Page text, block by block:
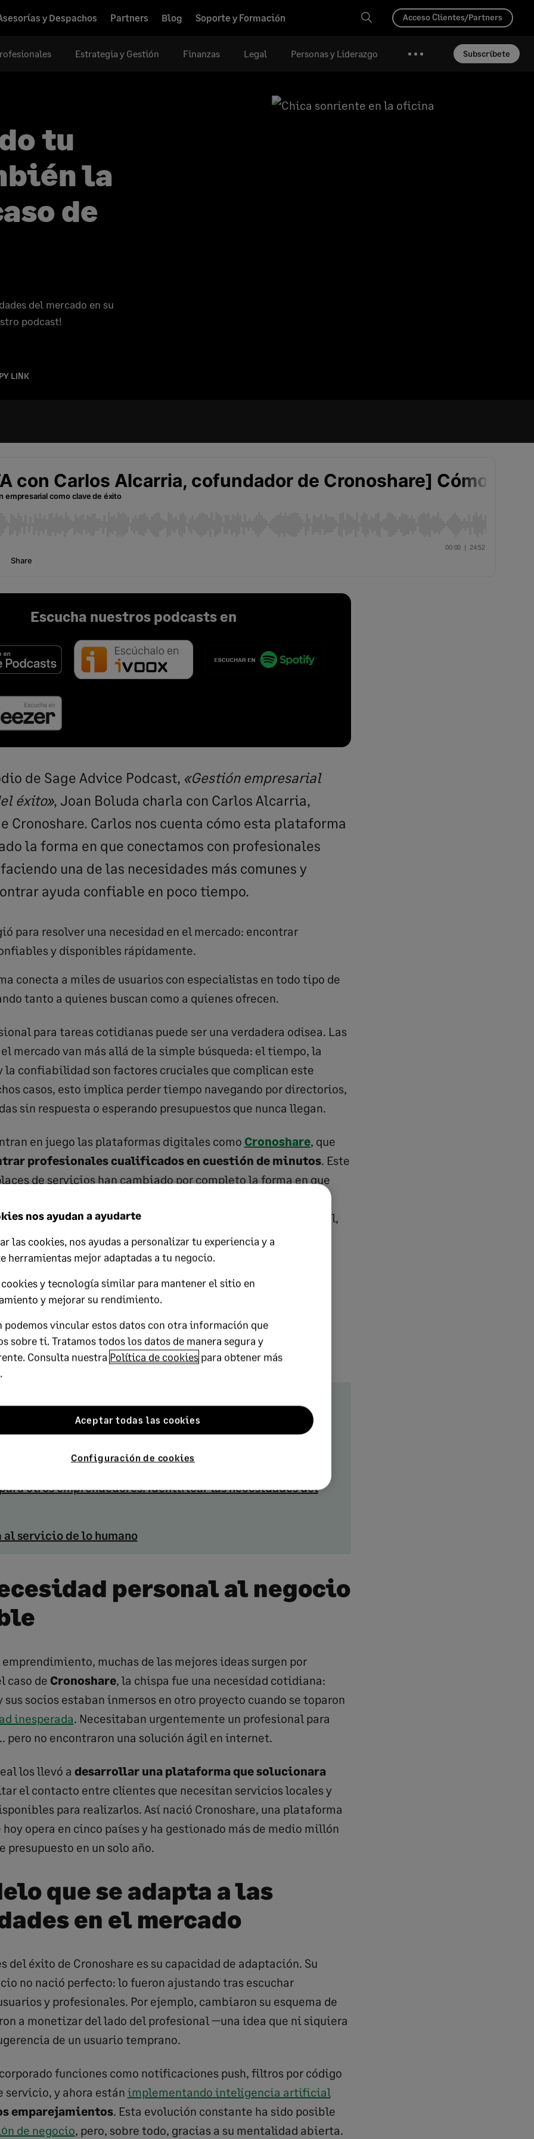
y Despachos Partners Blog Soporte y Formación Acceso Clientes/Partners
Estrategia y Gestión Finanzas Legal Personas y Liderazgo Subscríbete
tu
la
de
del mercado en su
podcast!
LINK
Escucha nuestros podcasts en
de Sage Advice Podcast, «Gestión empresarial
éxito», Joan Boluda charla con Carlos Alcarria,
Cronoshare. Carlos nos cuenta cómo esta plataforma
la forma en que conectamos con profesionales
una de las necesidades más comunes y
ayuda confiable en poco tiempo.
para resolver una necesidad en el mercado: encontrar
y disponibles rápidamente.
conecta a miles de usuarios con especialistas en todo tipo de
tanto a quienes buscan como a quienes ofrecen.
para tareas cotidianas puede ser una verdadera odisea. Las
mercado van más allá de la simple búsqueda: el tiempo, la
confiabilidad son factores cruciales que complican este
casos, esto implica perder tiempo navegando por directorios,
sin respuesta o esperando presupuestos que nunca llegan.
en juego las plataformas digitales como Cronoshare, que
profesionales cualificados en cuestión de minutos. Este
de servicios han cambiado por completo la forma en que
del día a día. Con una experiencia guiada,
personalizadas y contacto directo entre cliente y profesional,
básica:ahorrar tiempo sin perder calidad ni
identificar las necesidades del mercado a la hora de
fue la clave de Cronoshare que conecta usuario con
en minutos.Marked
text
end
POST
personal al negocio escalable
se adapta a las necesidades en el mercado
Cronoshare?
otros emprendedores: Identificar las necesidades del
al servicio de lo humano
personal al negocio
emprendimiento, muchas de las mejores ideas surgen por
caso de Cronoshare, la chispa fue una necesidad cotidiana:
sus socios estaban inmersos en otro proyecto cuando se toparon
inesperada. Necesitaban urgentemente un profesional para
pero no encontraron una solución ágil en internet.
los llevó a desarrollar una plataforma que solucionara
el contacto entre clientes que necesitan servicios locales y
para realizarlos. Así nació Cronoshare, una plataforma
opera en cinco países y ha gestionado más de medio millón
presupuesto en un solo año.
que se adapta a las
en el mercado
del éxito de Cronoshare es su capacidad de adaptación. Su
no nació perfecto: lo fueron ajustando tras escuchar
y profesionales. Por ejemplo, cambiaron su esquema de
a monetizar del lado del profesional —una idea que ni siquiera
de un usuario temprano.
funciones como notificaciones push, filtros por código
servicio, y ahora están implementando inteligencia artificial
emparejamientos. Esta evolución constante ha sido posible
de negocio, pero, sobre todo, gracias a su mentalidad abierta.
nos ayudan a ayudarte
las cookies, nos ayudas a personalizar tu experiencia y a
herramientas mejor adaptadas a tu negocio.
cookies y tecnología similar para mantener el sitio en
y mejorar su rendimiento.
podemos vincular estos datos con otra información que
sobre ti. Tratamos todos los datos de manera segura y
Consulta nuestra Política de cookies para obtener más
Configuración de cookies
Aceptar todas las cookies